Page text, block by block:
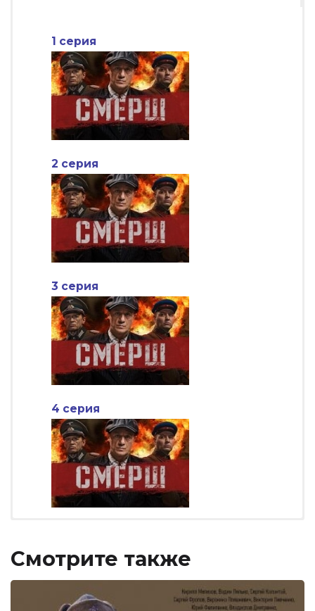
1 серия
2 серия
3 серия
4 серия
Смотрите также